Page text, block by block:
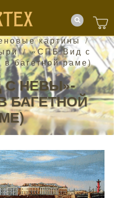
картины /
/«СПБ Вид с
багетной раме)
С НЕВЫ»-
БАГЕТНОЙ